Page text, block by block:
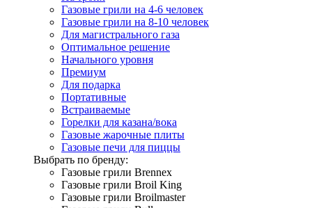
Газовые грили на 4-6 человек
Газовые грили на 8-10 человек
Для магистрального газа
Оптимальное решение
Начального уровня
Премиум
Для подарка
Портативные
Встраиваемые
Горелки для казана/вока
Газовые жарочные плиты
Газовые печи для пиццы
Выбрать по бренду:
Газовые грили Brennex
Газовые грили Broil King
Газовые грили Broilmaster